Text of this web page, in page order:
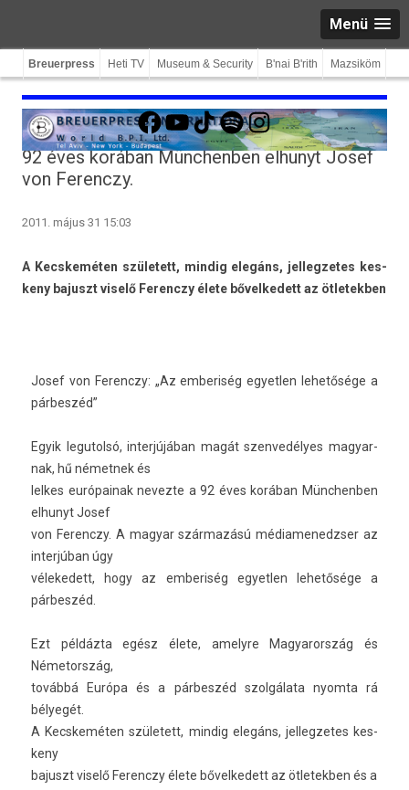
Menü
Breuerpress Heti TV Museum & Security B'nai B'rith Mazsiköm
Facebook
YouTube
TikTokSpotifyInstagram
92 éves korában Münchenben elhunyt Josef
von Ferenczy.
2011. május 31 15:03
A Kecskemét­en született, min­dig elegáns, jel­legzetes kes­
keny bajuszt viselő Ferenczy élete bővel­kedett az ötletekb­en
Josef von Ferenczy: „Az em­beriség egyetl­en lehetősége a
párbeszéd”
Egyik legutolsó, in­ter­jújában magát szen­vedélyes magyar­
nak, hű német­nek és
lel­kes európainak nevez­te a 92 éves korában Münchenb­en
el­hunyt Josef
von Ferenczy. A magyar származású médiamenedzs­er az
in­ter­júban úgy
vélekedett, hogy az em­beriség egyetl­en lehetősége a
párbeszéd.
Ezt példázta egész élete, amelyre Magyarország és
Németország,
továbbá Európa és a párbeszéd szolgálata nyom­ta rá
bélyegét.
A Kecskemét­en született, min­dig elegáns, jel­legzetes kes­
keny
bajuszt viselő Ferenczy élete bővel­kedett az ötletekb­en és a